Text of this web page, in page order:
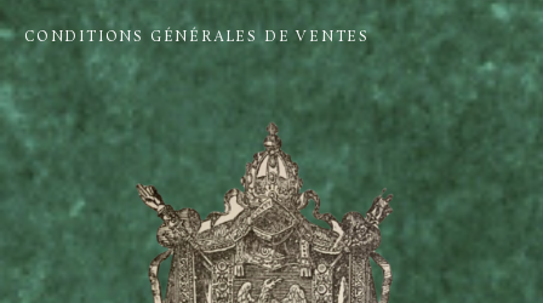
CONDITIONS GÉNÉRALES DE VENTES